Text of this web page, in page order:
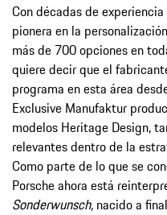
Con décadas de
pionera en la
más de 700 opciones en
quiere decir que el
programa en esta área
Exclusive Manufaktur
modelos Heritage Design,
relevantes dentro de la
Como parte de lo que se
Porsche ahora está
Sonderwunsch, nacido a